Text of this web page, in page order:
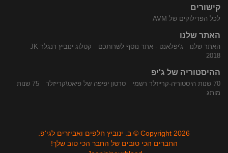
קישורים
לכל הפרילוקים של AVM
האתר שלנו
האתר שלנו ג'יפלאנט - אתר נוסף לשרותכם
קטלוג ינוביץ רנגלר JK
2018
ההיסטוריה של ג'יפ
70 שנות היסטוריה-קרייזלר רשמי סרטון יפיפה של פיאט\קרייזלר
75 שנות
מותג
Copyright 2026 © ב. ינוביץ חלפים ואביזרים לגי'פ.
החברים הכי טובים של החבר הכי טוב שלך!